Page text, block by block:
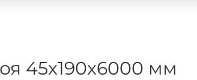
45х190х6000 мм